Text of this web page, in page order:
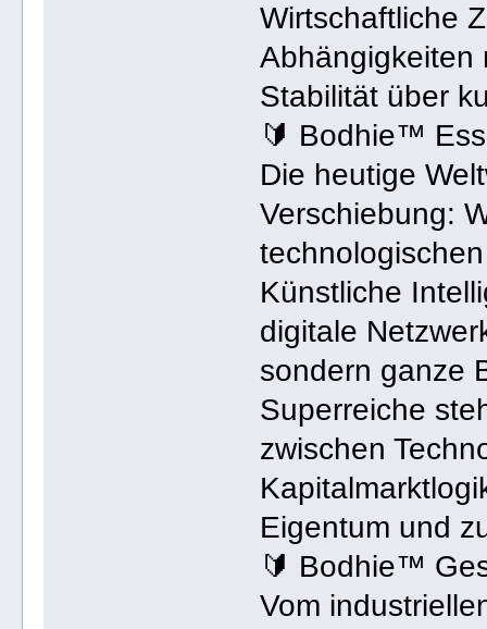
Wirtschaftliche
Abhängigkeiten
Stabilität über
🔰 Bodhie™
Die heutige
Verschiebung:
Künstliche
digitale
sondern ganze
Superreiche
zwischen
Eigentum und
🔰 Bodhie™
Vom